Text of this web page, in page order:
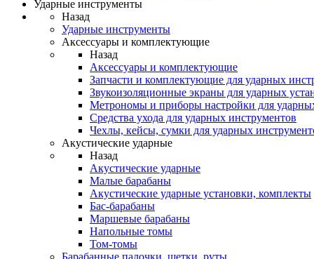
Ударные инструменты
Назад
Ударные инструменты
Аксессуары и комплектующие
Назад
Аксессуары и комплектующие
Запчасти и комплектующие для ударных
Звукоизоляционные экраны для ударных
Метрономы и приборы настройки для
Средства ухода для ударных инструментов
Чехлы, кейсы, сумки для ударных
Акустические ударные
Назад
Акустические ударные
Mалые барабаны
Акустические ударные установки, комплекты
Бас-барабаны
Маршевые барабаны
Напольные томы
Том-томы
Барабанные палочки, щетки, руты